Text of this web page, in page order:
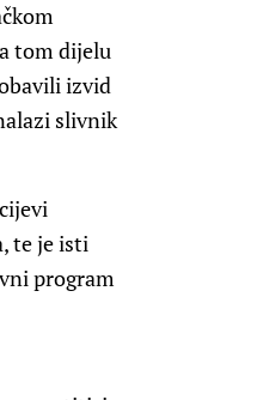
tom dijelu
izvid
slivnik
te je isti
program